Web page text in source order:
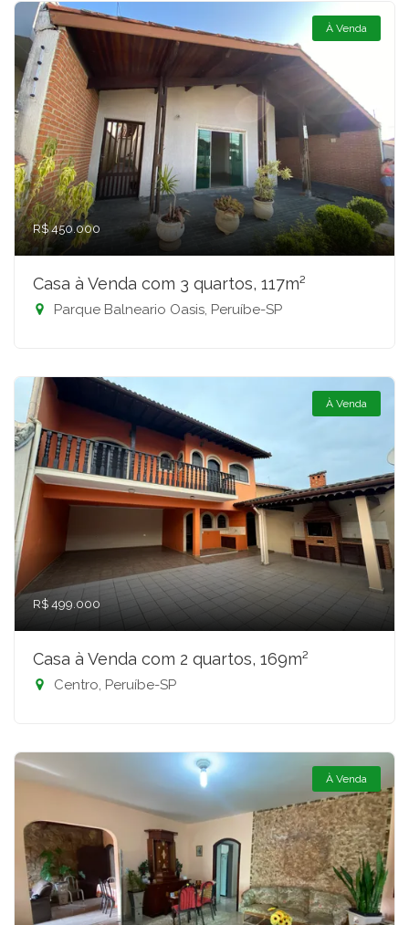
À Venda
R$ 450.000
Casa à Venda com 3 quartos, 117m²
Parque Balneario Oasis, Peruíbe-SP
À Venda
R$ 499.000
Casa à Venda com 2 quartos, 169m²
Centro, Peruíbe-SP
À Venda